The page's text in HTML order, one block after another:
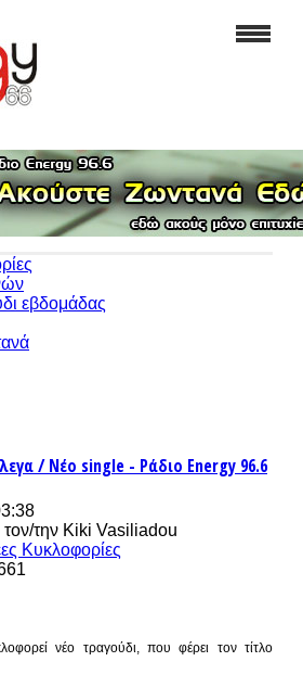
εβδομάδας
/ Νέο single - Ράδιο Energy 96.6
την Kiki Vasiliadou
Κυκλοφορίες
νέο τραγούδι, που φέρει τον τίτλο